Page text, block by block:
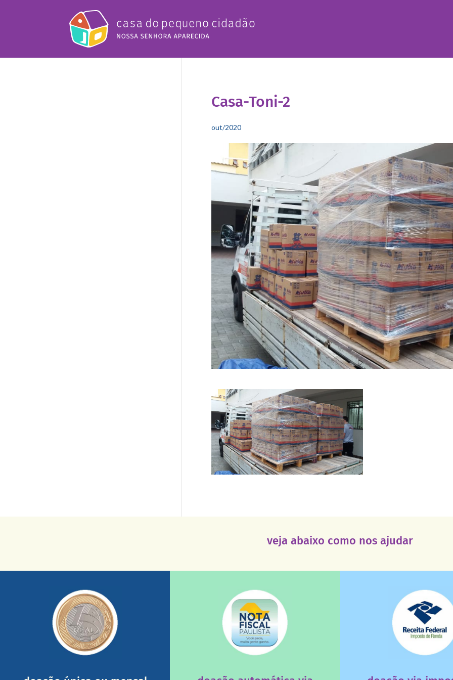
Casa-Toni-2
out/2020
veja abaixo como nos ajudar
Você pode nos ajudar a partir de R$
nossos relatórios mensais por e-mail
mostrando tudo o que fizemos com a
sua ajuda somada a de outras pessoas.
saiba mais
saiba mais
destinar 3% do imposto
deixa de ir para o
saiba mais